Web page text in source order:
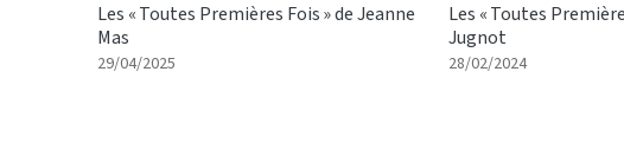
Les « Toutes Premières Fois » de Jeanne
Mas
29/04/2025
Les « Toutes
Jugnot
28/02/2024